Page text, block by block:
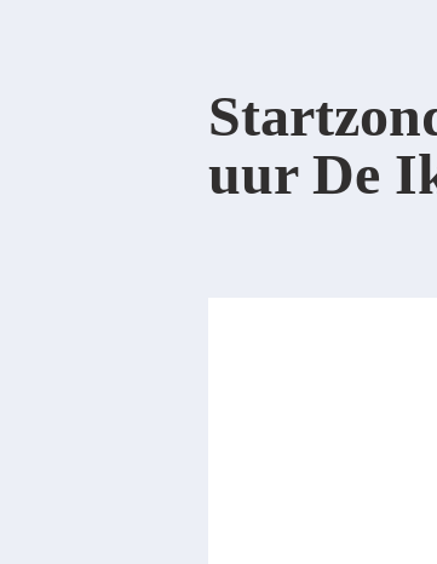
uur De